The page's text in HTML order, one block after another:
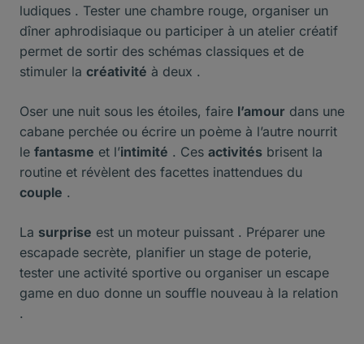
ludiques . Tester une chambre rouge, organiser un
dîner aphrodisiaque ou participer à un atelier créatif
permet de sortir des schémas classiques et de
stimuler la créativité à deux .
Oser une nuit sous les étoiles, faire l’amour dans une
cabane perchée ou écrire un poème à l’autre nourrit
le fantasme et l’intimité . Ces activités brisent la
routine et révèlent des facettes inattendues du
couple .
La surprise est un moteur puissant . Préparer une
escapade secrète, planifier un stage de poterie,
tester une activité sportive ou organiser un escape
game en duo donne un souffle nouveau à la relation
.